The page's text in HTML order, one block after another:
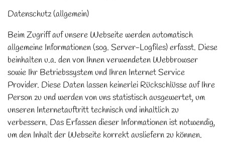
Datenschutz (allgemein)
Beim Zugriff auf unsere Webseite werden automatisch
allgemeine Informationen (sog. Server-Logfiles) erfasst. Diese
beinhalten u.a. den von Ihnen verwendeten Webbrowser
sowie Ihr Betriebssystem und Ihren Internet Service
Provider. Diese Daten lassen keinerlei Rückschlüsse auf Ihre
Person zu und werden von uns statistisch ausgewertet, um
unseren Internetauftritt technisch und inhaltlich zu
verbessern. Das Erfassen dieser Informationen ist notwendig,
um den Inhalt der Webseite korrekt ausliefern zu können.